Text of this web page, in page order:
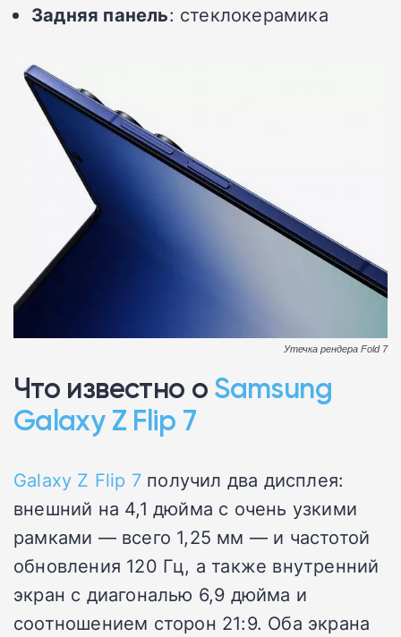
Задняя панель: стеклокерамика
Утечка рендера Fold 7
Что известно о Samsung
Galaxy Z Flip 7
Galaxy Z Flip 7 получил два дисплея:
внешний на 4,1 дюйма с очень узкими
рамками — всего 1,25 мм — и частотой
обновления 120 Гц, а также внутренний
экран с диагональю 6,9 дюйма и
соотношением сторон 21:9. Оба экрана